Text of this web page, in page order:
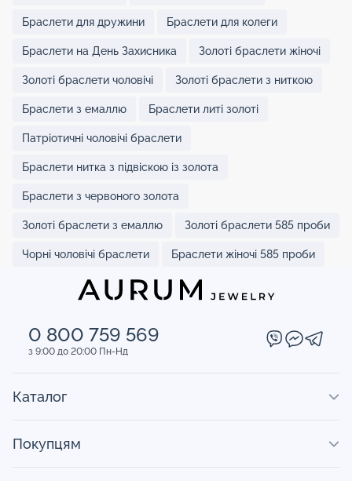
Браслети для дружини Браслети для колеги
Браслети на День Захисника Золоті браслети жіночі
Золоті браслети чоловічі Золоті браслети з ниткою
Браслети з емаллю Браслети литі золоті
Патріотичні чоловічі браслети
Браслети нитка з підвіскою із золота
Браслети з червоного золота
Золоті браслети з емаллю Золоті браслети 585 проби
Чорні чоловічі браслети Браслети жіночі 585 проби
0 800 759 569
з 9:00 до 20:00 Пн-Нд
Каталог
Покупцям